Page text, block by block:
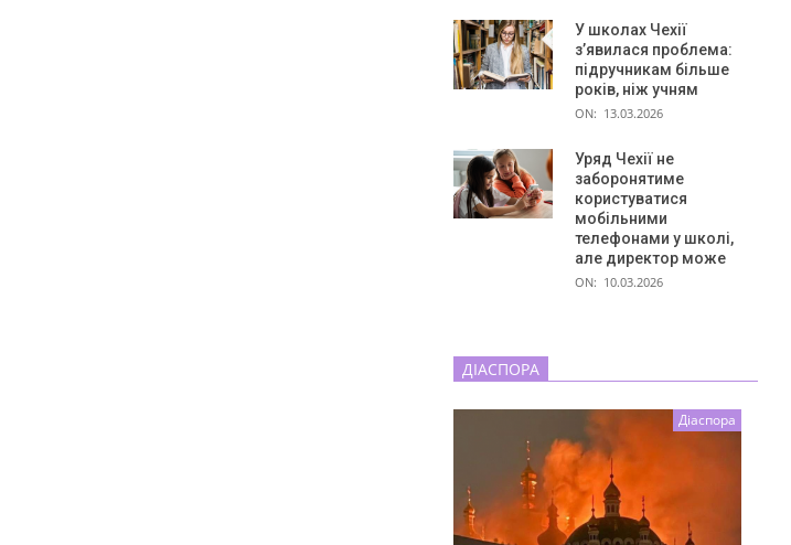
У школах Чехії
з’явилася проблема:
підручникам більше
років, ніж учням
ON: 13.03.2026
Уряд Чехії не
заборонятиме
користуватися
мобільними
телефонами у школі,
але директор може
ON: 10.03.2026
ДІАСПОРА
Діаспора